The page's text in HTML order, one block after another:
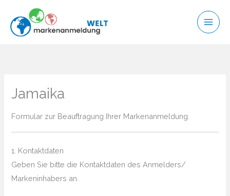
Inhalt
springen
Jamaika
Formular zur Beauftragung Ihrer Markenanmeldung.
1. Kontaktdaten
Geben Sie bitte die Kontaktdaten des Anmelders/
Markeninhabers an.